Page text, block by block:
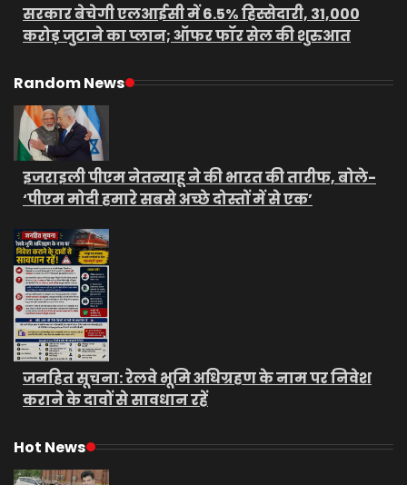
सरकार बेचेगी एलआईसी में 6.5% हिस्सेदारी, 31,000
करोड़ जुटाने का प्लान; ऑफर फॉर सेल की शुरुआत
Random News
इजराइली पीएम नेतन्याहू ने की भारत की तारीफ, बोले-
‘पीएम मोदी हमारे सबसे अच्छे दोस्तों में से एक’
जनहित सूचना: रेलवे भूमि अधिग्रहण के नाम पर निवेश
कराने के दावों से सावधान रहें
Hot News